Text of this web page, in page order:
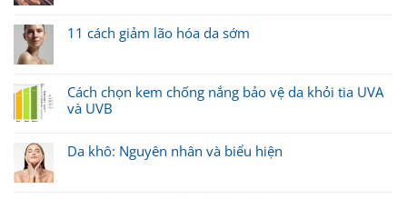
11 cách giảm lão hóa da sớm
Cách chọn kem chống nắng bảo vệ da khỏi tia UVA
và UVB
Da khô: Nguyên nhân và biểu hiện